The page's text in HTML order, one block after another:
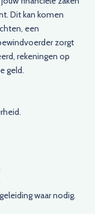
Dit kan komen
een
zorgt
rekeningen op
geld.
waar nodig.